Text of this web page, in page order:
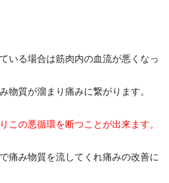
いる場合は筋肉内の血流が悪くなっ
物質が溜まり痛みに繋がります。
この悪循環を断つことが出来ます。
痛み物質を流してくれ痛みの改善に